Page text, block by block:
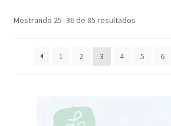
Tintas y almohadillas
Packaging
Mostrando 25–36 de 85 resultados
1 2 3 4 5 6